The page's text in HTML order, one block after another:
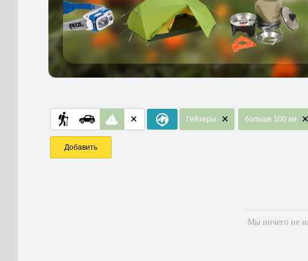
Гейзеры больше 100 км
Добавить
Мы ничего не